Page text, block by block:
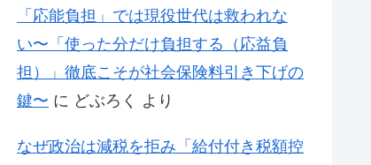
「応能負担」では現役世代は救われな
い〜「使った分だけ負担する（応益負
担）」徹底こそが社会保険料引き下げの
鍵〜 に どぶろく より
なぜ政治は減税を拒み「給付付き税額控